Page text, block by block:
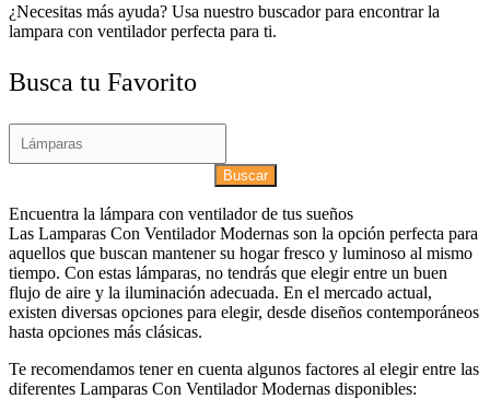
¿Necesitas más ayuda? Usa nuestro buscador para encontrar la
lampara con ventilador perfecta para ti.
Busca tu Favorito
Buscar
Encuentra la lámpara con ventilador de tus sueños
Las Lamparas Con Ventilador Modernas son la opción perfecta para
aquellos que buscan mantener su hogar fresco y luminoso al mismo
tiempo. Con estas lámparas, no tendrás que elegir entre un buen
flujo de aire y la iluminación adecuada. En el mercado actual,
existen diversas opciones para elegir, desde diseños contemporáneos
hasta opciones más clásicas.
Te recomendamos tener en cuenta algunos factores al elegir entre las
diferentes Lamparas Con Ventilador Modernas disponibles: